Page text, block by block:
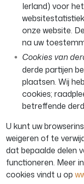
Ierland) voor
onze website.
na uw
Cookies van
derde partijen
plaatsen. Wij
cookies;
betreffende
U kunt uw
weigeren of te
dat bepaalde delen
functioneren. Meer
cookies vindt u op